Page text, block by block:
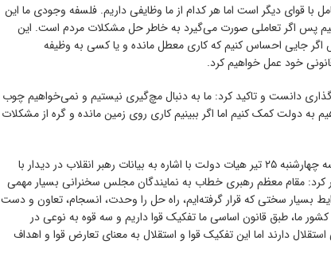
با قوای دیگر است اما هر کدام از ما وظایفی داریم. فلسفه وجودی ما این
پس اگر تعاملی صورت می‌گیرد به خاطر حل مشکلات مردم است. این
جایی احساس کنیم که کاری معطل مانده و یا کسی به وظیفه
خود عمل خواهیم کرد.
دانست و تاکید کرد: ما به دنبال مچ‌گیری نیستیم و نمی‌خواهیم چوب
به دولت کمک کنیم اما اگر ببینیم کاری روی زمین مانده و گره از مشکلات
فردای آن روز هم رئیس‌جمهور در جلسه چهارشنبه ۲۵ تیر هیات دولت با اشاره به بیانات رهبر انقلاب در دیدار با
کرد: مقام معظم رهبری خطاب به نمایندگان مجلس سخنرانی بسیار مهمی
بسیار سختی که قرار گرفته‌ایم، راه حل را وحدت، انسجام، تعاون و دست
ما، طبق قانون اساسی ما تفکیک قوا داریم و سه قوه به نوعی در
دارند اما این تفکیک قوا و استقلال به معنای تعارض قوا و اهداف